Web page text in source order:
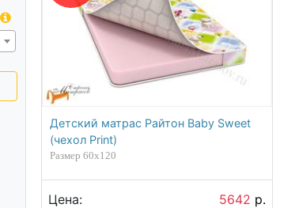
Детский матрас Райтон Baby Sweet
(чехол Print)
Размер 60х120
Цена: 5642 р.